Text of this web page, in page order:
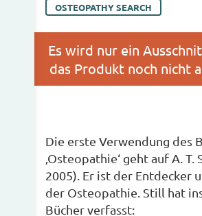
OSTEOPATHY SEARCH
Die erste Verwendung des
‚Osteopathie‘ geht auf A. T.
2005). Er ist der Entdecker
der Osteopathie. Still hat
Bücher verfasst: